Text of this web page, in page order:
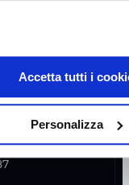
Accetta tutti i
Personalizza